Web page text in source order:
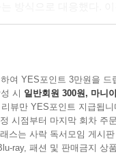
리슨 보타, 신체 능력
장 도미니크 보비 역
기하는 대신 자신이
밀이었다.
아 철학에 대한 각주다”
여 YES포인트 3만원을 드
시 일반회원 300원, 마니
뷰만 YES포인트 지급됩니
시점부터 마지막 회차 주
스는 사락 독서모임 게시
ray, 패션 및 판매금지 상